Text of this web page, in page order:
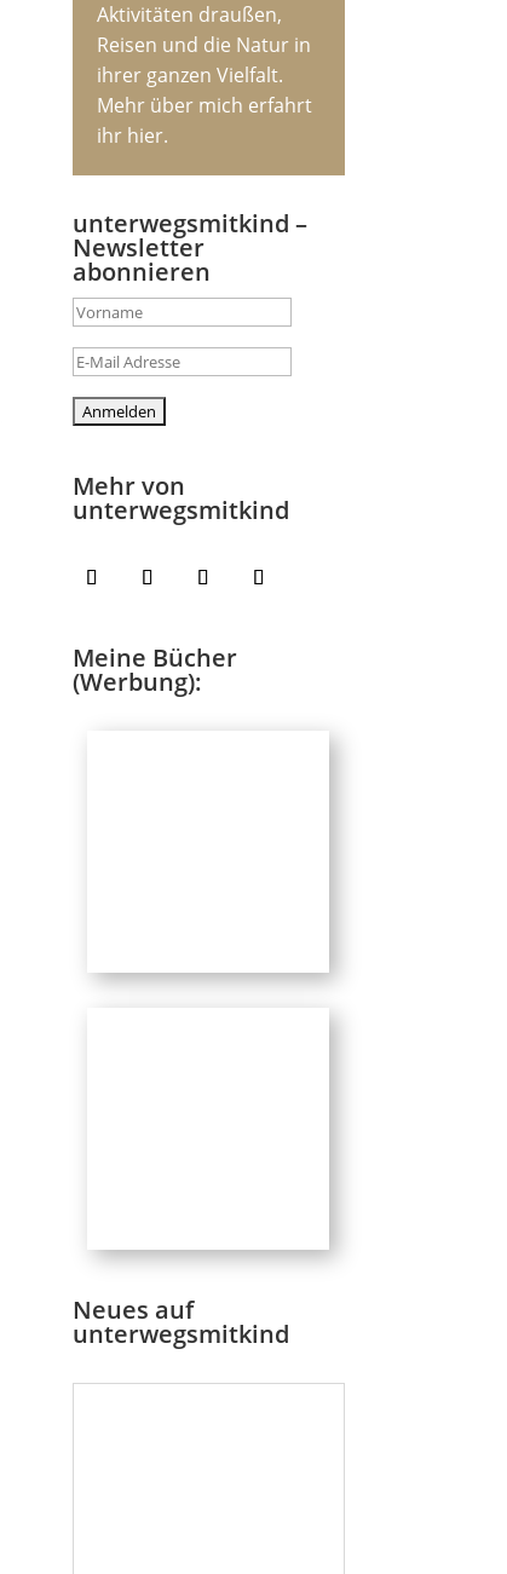
Aktivitäten draußen,
Reisen und die Natur in
ihrer ganzen Vielfalt.
Mehr über mich erfahrt
ihr hier.
unterwegsmitkind –
Newsletter
abonnieren
Mehr von
unterwegsmitkind
Meine Bücher
(Werbung):
Neues auf
unterwegsmitkind